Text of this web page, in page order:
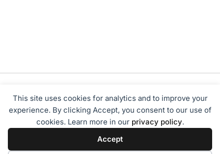
This site uses cookies for analytics and to improve your
experience. By clicking Accept, you consent to our use of
cookies. Learn more in our privacy policy.
Accept
Tentang Kami Redaksi Disclaimer
Privacy Policy
Pedoman Media Siber